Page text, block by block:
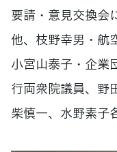
要請・意見交換会
他、枝野幸男・航
小宮山泰子・企業
行両衆院議員、野
柴慎一、水野素子